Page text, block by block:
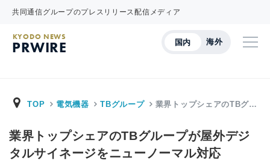
共同通信グループのプレスリリース配信メディア
国内 海外
KYODO NEWS
PRWIRE
TOP 電気機器 TBグループ 業界トップシェアのTBグ…
業界トップシェアのTBグループが屋外デジ
タルサイネージをニューノーマル対応